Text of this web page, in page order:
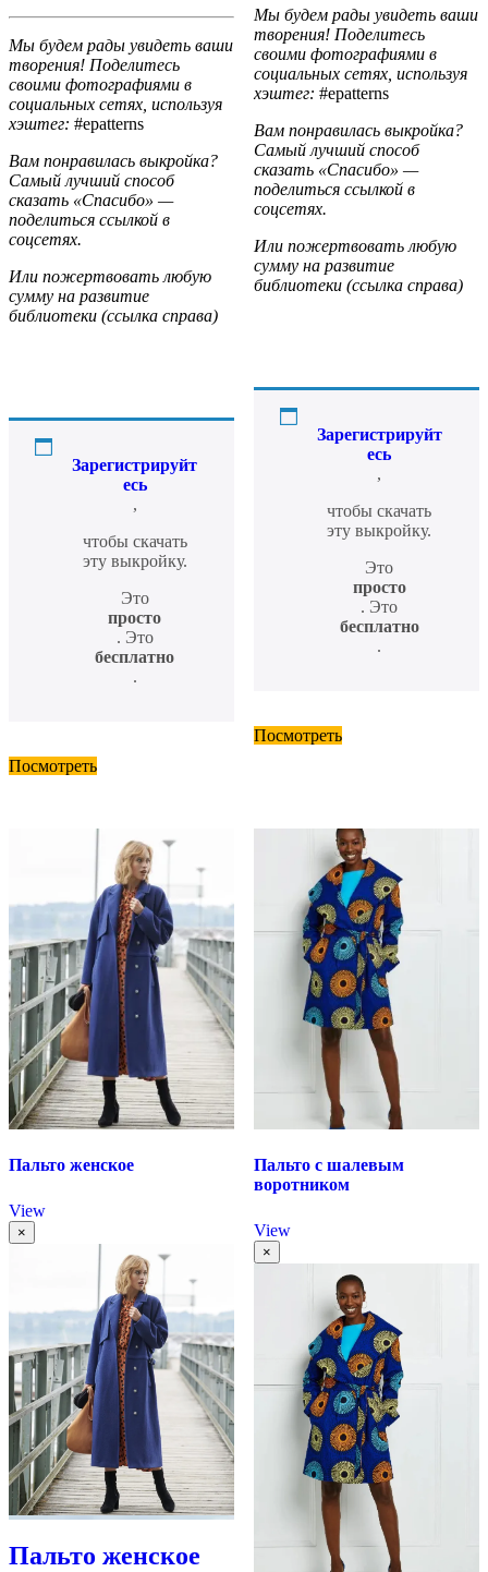
Мы будем рады увидеть ваши
творения! Поделитесь
своими фотографиями в
социальных сетях, используя
хэштег: #epatterns
Вам понравилась выкройка?
Самый лучший способ
сказать «Спасибо» —
поделиться ссылкой в
соцсетях.
Или пожертвовать любую
сумму на развитие
библиотеки (ссылка справа)
Зарегистрируйт
есь
,
чтобы скачать
эту выкройку.
Это
просто
. Это
бесплатно
.
Посмотреть
Мы будем рады увидеть ваши
творения! Поделитесь
своими фотографиями в
социальных сетях, используя
хэштег: #epatterns
Вам понравилась выкройка?
Самый лучший способ
сказать «Спасибо» —
поделиться ссылкой в
соцсетях.
Или пожертвовать любую
сумму на развитие
библиотеки (ссылка справа)
Зарегистрируйт
есь
,
чтобы скачать
эту выкройку.
Это
просто
. Это
бесплатно
.
Посмотреть
Пальто женское
View
×
Пальто женское
Пальто с шалевым
воротником
View
×